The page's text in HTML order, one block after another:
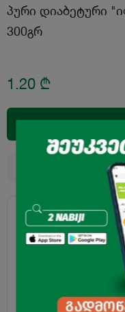
პური დიაბეტური
300გრ
1.20 ₾